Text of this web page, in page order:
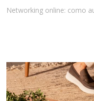
Networking online: como